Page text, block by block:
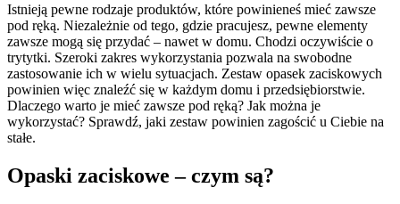
Istnieją pewne rodzaje produktów, które powinieneś mieć zawsze
pod ręką. Niezależnie od tego, gdzie pracujesz, pewne elementy
zawsze mogą się przydać – nawet w domu. Chodzi oczywiście o
trytytki. Szeroki zakres wykorzystania pozwala na swobodne
zastosowanie ich w wielu sytuacjach. Zestaw opasek zaciskowych
powinien więc znaleźć się w każdym domu i przedsiębiorstwie.
Dlaczego warto je mieć zawsze pod ręką? Jak można je
wykorzystać? Sprawdź, jaki zestaw powinien zagościć u Ciebie na
stałe.
Opaski zaciskowe – czym są?